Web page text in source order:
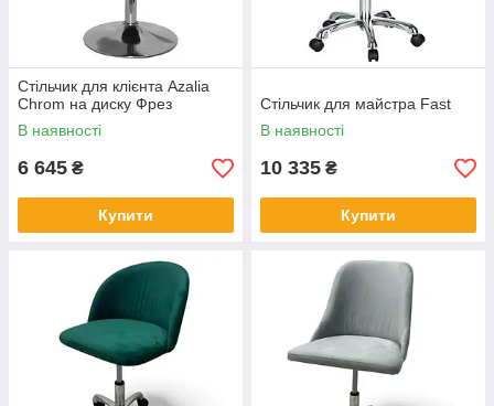
Стільчик для клієнта Azalia
Chrom на диску Фрез
В наявності
6 645 ₴
Купити
Стільчик для майстра Fast
В наявності
10 335 ₴
Купити